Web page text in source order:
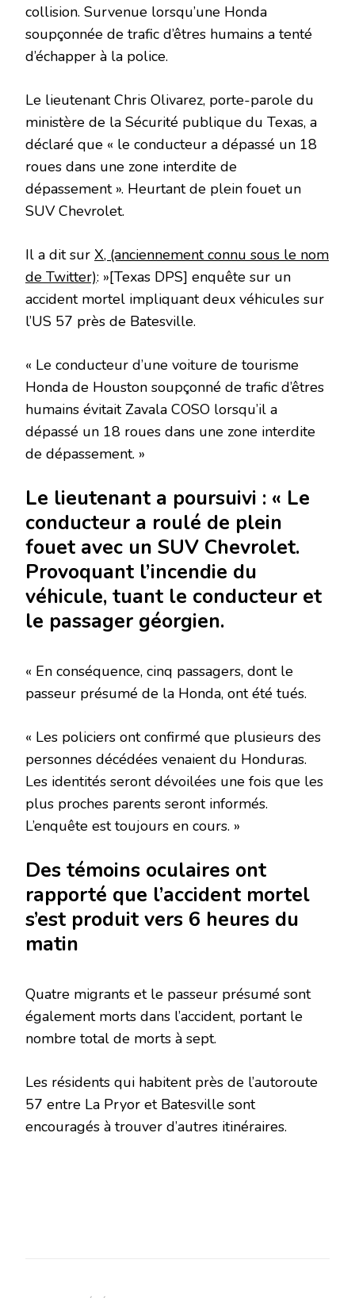
collision. Survenue lorsqu’une Honda
soupçonnée de trafic d’êtres humains a tenté
d’échapper à la police.
Le lieutenant Chris Olivarez, porte-parole du
ministère de la Sécurité publique du Texas, a
déclaré que « le conducteur a dépassé un 18
roues dans une zone interdite de
dépassement ». Heurtant de plein fouet un
SUV Chevrolet.
Il a dit sur X, (anciennement connu sous le nom
de Twitter): »[Texas DPS] enquête sur un
accident mortel impliquant deux véhicules sur
l’US 57 près de Batesville.
« Le conducteur d’une voiture de tourisme
Honda de Houston soupçonné de trafic d’êtres
humains évitait Zavala COSO lorsqu’il a
dépassé un 18 roues dans une zone interdite
de dépassement. »
Le lieutenant a poursuivi : « Le
conducteur a roulé de plein
fouet avec un SUV Chevrolet.
Provoquant l’incendie du
véhicule, tuant le conducteur et
le passager géorgien.
« En conséquence, cinq passagers, dont le
passeur présumé de la Honda, ont été tués.
« Les policiers ont confirmé que plusieurs des
personnes décédées venaient du Honduras.
Les identités seront dévoilées une fois que les
plus proches parents seront informés.
L’enquête est toujours en cours. »
Des témoins oculaires ont
rapporté que l’accident mortel
s’est produit vers 6 heures du
matin
Quatre migrants et le passeur présumé sont
également morts dans l’accident, portant le
nombre total de morts à sept.
Les résidents qui habitent près de l’autoroute
57 entre La Pryor et Batesville sont
encouragés à trouver d’autres itinéraires.